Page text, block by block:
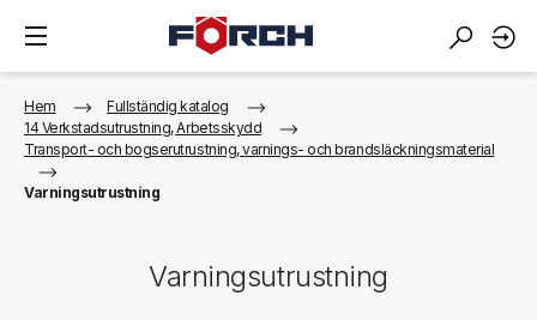
Hem
Fullständig katalog
14 Verkstadsutrustning, Arbetsskydd
Transport- och bogserutrustning, varnings- och brandsläckningsmaterial
Varningsutrustning
Varningsutrustning